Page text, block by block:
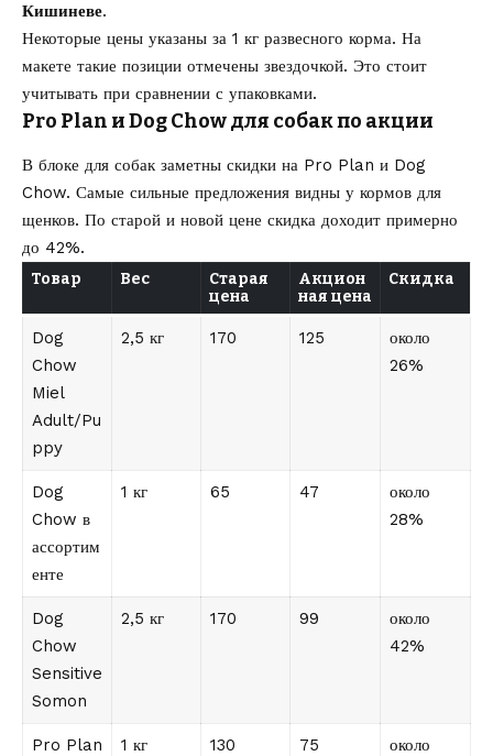
Кишиневе.
Некоторые цены указаны за 1 кг развесного корма. На
макете такие позиции отмечены звездочкой. Это стоит
учитывать при сравнении с упаковками.
Pro Plan и Dog Chow для собак по акции
В блоке для собак заметны скидки на Pro Plan и Dog
Chow. Самые сильные предложения видны у кормов для
щенков. По старой и новой цене скидка доходит примерно
до 42%.
Товар Вес
Старая
цена
Акцион
ная цена
Скидка
Dog
Chow
Miel
Adult/Pu
ppy
2,5 кг 170 125
около
26%
Dog
Chow в
ассортим
енте
1 кг 65 47
около
28%
Dog
Chow
Sensitive
Somon
2,5 кг 170 99
около
42%
Pro Plan
1 кг 130 75
около